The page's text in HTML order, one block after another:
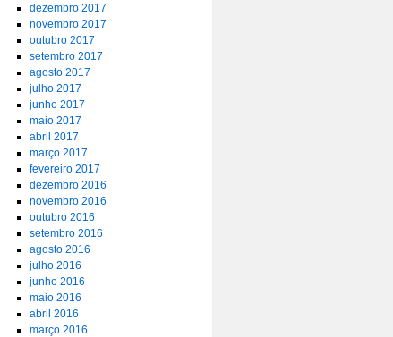
dezembro 2017
novembro 2017
outubro 2017
setembro 2017
agosto 2017
julho 2017
junho 2017
maio 2017
abril 2017
março 2017
fevereiro 2017
dezembro 2016
novembro 2016
outubro 2016
setembro 2016
agosto 2016
julho 2016
junho 2016
maio 2016
abril 2016
março 2016